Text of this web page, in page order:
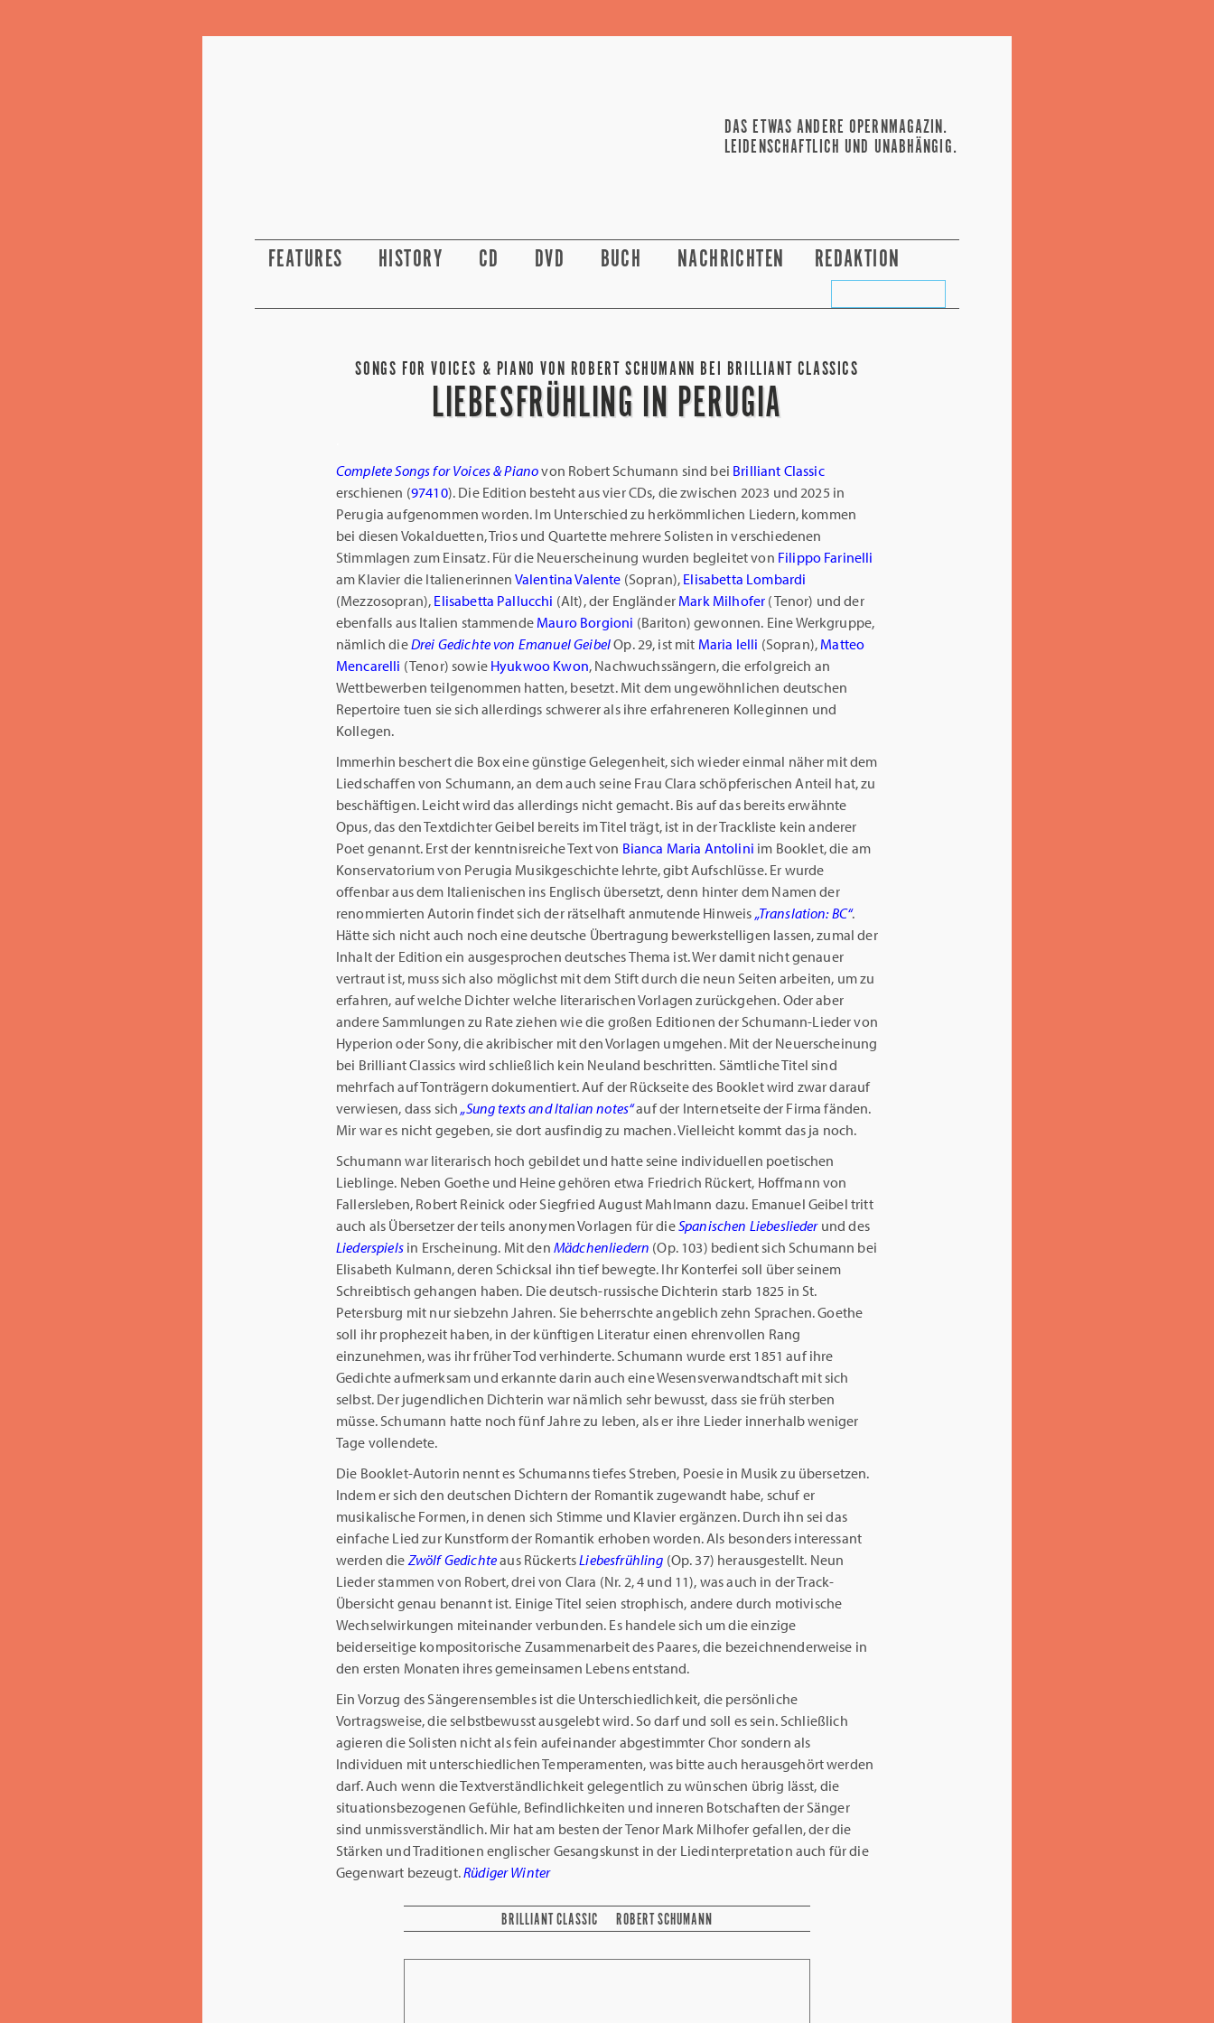
DAS ETWAS ANDERE OPERNMAGAZIN.
LEIDENSCHAFTLICH UND UNABHÄNGIG.
FEATURES HISTORY CD DVD BUCH NACHRICHTEN REDAKTION
SONGS FOR VOICES & PIANO VON ROBERT SCHUMANN BEI BRILLIANT CLASSICS
LIEBESFRÜHLING IN PERUGIA
Complete Songs for Voices & Pianovon Robert Schumann sind bei Brilliant Classic
erschienen (97410). Die Edition besteht aus vier CDs, die zwischen 2023 und 2025 in
Perugia aufgenommen worden. Im Unterschied zu herkömmlichen Liedern, kommen
bei diesen Vokalduetten, Trios und Quartette mehrere Solisten in verschiedenen
Stimmlagen zum Einsatz. Für die Neuerscheinung wurden begleitet von Filippo Farinelli
am Klavier die Italienerinnen Valentina Valente (Sopran), Elisabetta Lombardi
(Mezzosopran), Elisabetta Pallucchi (Alt), der Engländer Mark Milhofer (Tenor) und der
ebenfalls aus Italien stammende Mauro Borgioni (Bariton) gewonnen. Eine Werkgruppe,
nämlich dieDrei Gedichte von Emanuel GeibelOp. 29, ist mit Maria Ielli (Sopran), Matteo
Mencarelli (Tenor) sowie Hyukwoo Kwon, Nachwuchssängern, die erfolgreich an
Wettbewerben teilgenommen hatten, besetzt. Mit dem ungewöhnlichen deutschen
Repertoire tuen sie sich allerdings schwerer als ihre erfahreneren Kolleginnen und
Kollegen.
Immerhin beschert die Box eine günstige Gelegenheit, sich wieder einmal näher mit dem
Liedschaffen von Schumann, an dem auch seine Frau Clara schöpferischen Anteil hat, zu
beschäftigen. Leicht wird das allerdings nicht gemacht. Bis auf das bereits erwähnte
Opus, das den Textdichter Geibel bereits im Titel trägt, ist in der Trackliste kein anderer
Poet genannt. Erst der kenntnisreiche Text von Bianca Maria Antolini im Booklet, die am
Konservatorium von Perugia Musikgeschichte lehrte, gibt Aufschlüsse. Er wurde
offenbar aus dem Italienischen ins Englisch übersetzt, denn hinter dem Namen der
renommierten Autorin findet sich der rätselhaft anmutende Hinweis „Translation: BC“.
Hätte sich nicht auch noch eine deutsche Übertragung bewerkstelligen lassen, zumal der
Inhalt der Edition ein ausgesprochen deutsches Thema ist. Wer damit nicht genauer
vertraut ist, muss sich also möglichst mit dem Stift durch die neun Seiten arbeiten, um zu
erfahren, auf welche Dichter welche literarischen Vorlagen zurückgehen. Oder aber
andere Sammlungen zu Rate ziehen wie die großen Editionen der Schumann-Lieder von
Hyperion oder Sony, die akribischer mit den Vorlagen umgehen. Mit der Neuerscheinung
bei Brilliant Classics wird schließlich kein Neuland beschritten. Sämtliche Titel sind
mehrfach auf Tonträgern dokumentiert. Auf der Rückseite des Booklet wird zwar darauf
verwiesen, dass sich „Sung texts and Italian notes“auf der Internetseite der Firma fänden.
Mir war es nicht gegeben, sie dort ausfindig zu machen. Vielleicht kommt das ja noch.
Schumann war literarisch hoch gebildet und hatte seine individuellen poetischen
Lieblinge. Neben Goethe und Heine gehören etwa Friedrich Rückert, Hoffmann von
Fallersleben, Robert Reinick oder Siegfried August Mahlmann dazu. Emanuel Geibel tritt
auch als Übersetzer der teils anonymen Vorlagen für dieSpanischen Liebeslieder und des
Liederspielsin Erscheinung. Mit den Mädchenliedern (Op. 103) bedient sich Schumann bei
Elisabeth Kulmann, deren Schicksal ihn tief bewegte. Ihr Konterfei soll über seinem
Schreibtisch gehangen haben. Die deutsch-russische Dichterin starb 1825 in St.
Petersburg mit nur siebzehn Jahren. Sie beherrschte angeblich zehn Sprachen. Goethe
soll ihr prophezeit haben, in der künftigen Literatur einen ehrenvollen Rang
einzunehmen, was ihr früher Tod verhinderte. Schumann wurde erst 1851 auf ihre
Gedichte aufmerksam und erkannte darin auch eine Wesensverwandtschaft mit sich
selbst. Der jugendlichen Dichterin war nämlich sehr bewusst, dass sie früh sterben
müsse. Schumann hatte noch fünf Jahre zu leben, als er ihre Lieder innerhalb weniger
Tage vollendete.
Die Booklet-Autorin nennt es Schumanns tiefes Streben, Poesie in Musik zu übersetzen.
Indem er sich den deutschen Dichtern der Romantik zugewandt habe, schuf er
musikalische Formen, in denen sich Stimme und Klavier ergänzen. Durch ihn sei das
einfache Lied zur Kunstform der Romantik erhoben worden. Als besonders interessant
werden dieZwölf Gedichteaus RückertsLiebesfrühling (Op. 37) herausgestellt. Neun
Lieder stammen von Robert, drei von Clara (Nr. 2, 4 und 11), was auch in der Track-
Übersicht genau benannt ist. Einige Titel seien strophisch, andere durch motivische
Wechselwirkungen miteinander verbunden. Es handele sich um die einzige
beiderseitige kompositorische Zusammenarbeit des Paares, die bezeichnenderweise in
den ersten Monaten ihres gemeinsamen Lebens entstand.
Ein Vorzug des Sängerensembles ist die Unterschiedlichkeit, die persönliche
Vortragsweise, die selbstbewusst ausgelebt wird. So darf und soll es sein. Schließlich
agieren die Solisten nicht als fein aufeinander abgestimmter Chor sondern als
Individuen mit unterschiedlichen Temperamenten, was bitte auch herausgehört werden
darf. Auch wenn die Textverständlichkeit gelegentlich zu wünschen übrig lässt, die
situationsbezogenen Gefühle, Befindlichkeiten und inneren Botschaften der Sänger
sind unmissverständlich. Mir hat am besten der Tenor Mark Milhofer gefallen, der die
Stärken und Traditionen englischer Gesangskunst in der Liedinterpretation auch für die
Gegenwart bezeugt.Rüdiger Winter
BRILLIANT CLASSIC ROBERT SCHUMANN